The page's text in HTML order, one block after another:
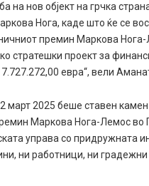
на нов објект на грчка
Нога, каде што ќе се
премин Маркова
стратешки проект за
евра“, вели
март 2025 беше ставен
Маркова Нога-Лемос
управа со придружната
ни работници, ни градежни